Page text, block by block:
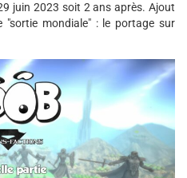
juin 2023 soit 2 ans après. Ajout
mondiale" : le portage sur